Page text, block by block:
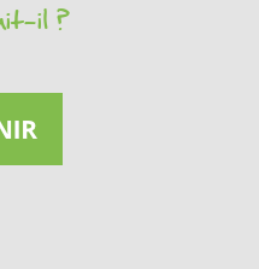
il ?